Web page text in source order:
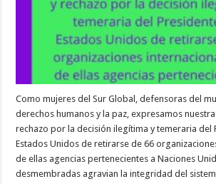
Como mujeres del Sur Global, defensoras del
derechos humanos y la paz, expresamos
rechazo por la decisión ilegítima y temeraria del
Estados Unidos de retirarse de 66
de ellas agencias pertenecientes a Naciones
desmembradas agravian la integridad del